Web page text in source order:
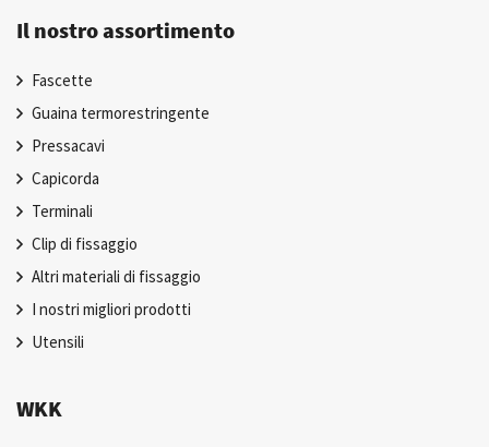
Il nostro assortimento
Fascette
Guaina termorestringente
Pressacavi
Capicorda
Terminali
Clip di fissaggio
Altri materiali di fissaggio
I nostri migliori prodotti
Utensili
WKK